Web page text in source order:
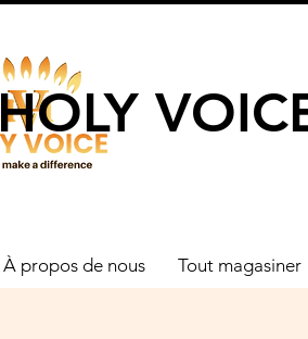
HOLY
À propos de nous Tout magasiner